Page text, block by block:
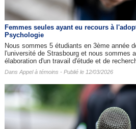
Femmes seules ayant eu recours à
Psychologie
Nous sommes 5 étudiants en 3ème année
l'université de Strasbourg et nous sommes
élaboration d'un travail d'étude et de
Dans Appel à témoins - Publié le 12/03/2026